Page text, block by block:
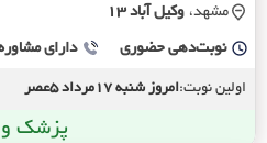
مشهد، وکيل آباد 13
نوبت‌دهی حضوری دارای
اولین نوبت:امروز شنبه 17مرداد 5عصر
پزشک